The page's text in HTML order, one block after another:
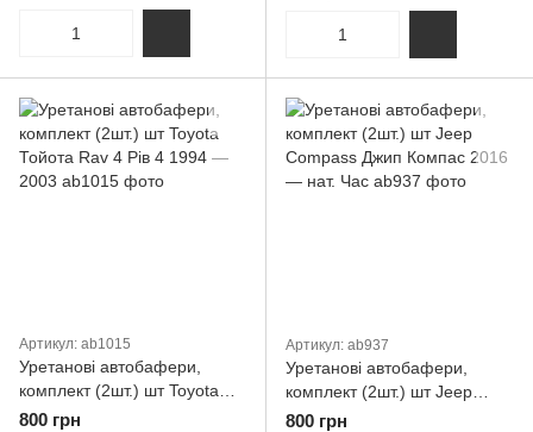
Артикул: ab1015
Уретанові автобафери,
комплект (2шт.) шт Toyota
Тойота Rav 4 Рів 4 1994 —
800 грн
Артикул: ab937
Уретанові автобафери,
комплект (2шт.) шт Jeep
Compass Джип Компас 2016
800 грн